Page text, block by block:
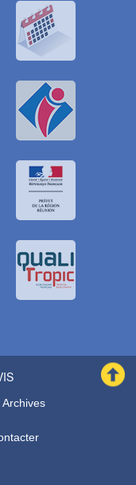
Archives